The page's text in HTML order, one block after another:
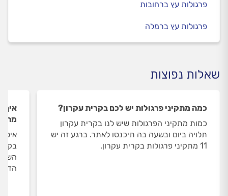
פרגולות עץ ברחובות
פרגולות עץ ברמלה
שאלות נפוצות
כמה מתקיני פרגולות יש לכם בקרית עקרון?
כמות מתקיני הפרגולות שיש לנו בקרית עקרון
תלויה ביום ובשעה בה תיכנסו לאתר. ברגע זה יש
11 מתקיני פרגולות בקרית עקרון.
איך